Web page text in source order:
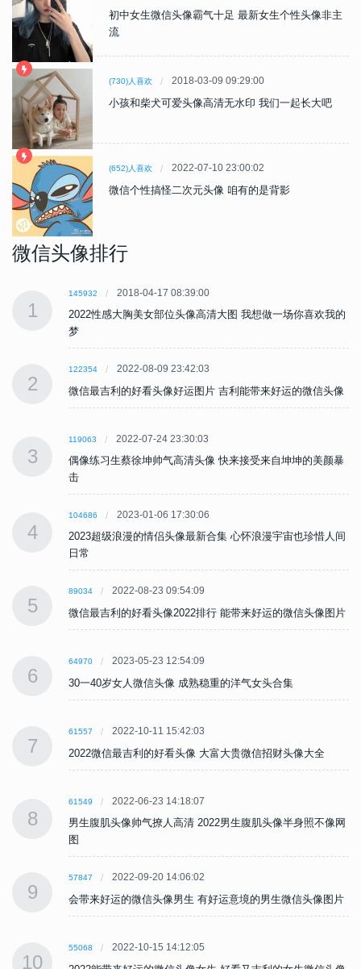
初中女生微信头像霸气十足 最新女生个性头像非主
流
(730)人喜欢 2018-03-09 09:29:00
小孩和柴犬可爱头像高清无水印 我们一起长大吧
(652)人喜欢 2022-07-10 23:00:02
微信个性搞怪二次元头像 咱有的是背影
微信头像排行
1
145932 2018-04-17 08:39:00
2022性感大胸美女部位头像高清大图 我想做一场你喜欢我的
梦
2
122354 2022-08-09 23:42:03
微信最吉利的好看头像好运图片 吉利能带来好运的微信头像
3
119063 2022-07-24 23:30:03
偶像练习生蔡徐坤帅气高清头像 快来接受来自坤坤的美颜暴
击
4
104686 2023-01-06 17:30:06
2023超级浪漫的情侣头像最新合集 心怀浪漫宇宙也珍惜人间
日常
5
89034 2022-08-23 09:54:09
微信最吉利的好看头像2022排行 能带来好运的微信头像图片
6
64970 2023-05-23 12:54:09
30一40岁女人微信头像 成熟稳重的洋气女头合集
7
61557 2022-10-11 15:42:03
2022微信最吉利的好看头像 大富大贵微信招财头像大全
8
61549 2022-06-23 14:18:07
男生腹肌头像帅气撩人高清 2022男生腹肌头像半身照不像网
图
9
57847 2022-09-20 14:06:02
会带来好运的微信头像男生 有好运意境的男生微信头像图片
10
55068 2022-10-15 14:12:05